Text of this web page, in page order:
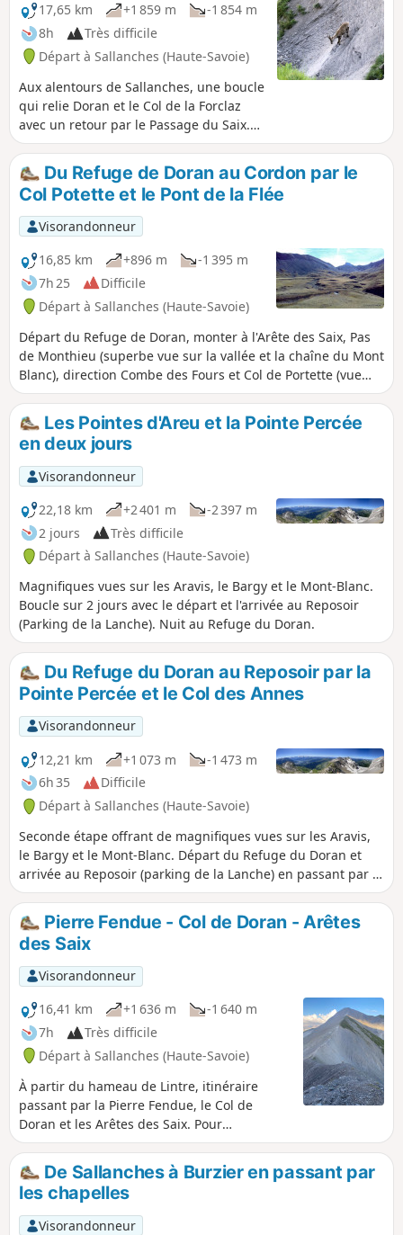
17,65 km
+1 859 m
-1 854 m
8h
Très difficile
Départ à Sallanches (Haute-Savoie)
Aux alentours de Sallanches, une boucle
qui relie Doran et le Col de la Forclaz
avec un retour par le Passage du Saix.
Une randonnée longue et exigeante par
son dénivelé cumulé important, et qui
présente deux grosses difficultés : -
L'accès au Col de la Forclaz : plutôt raide
et potentiellement exposé aux chutes de
pierres. - Le Passage du Saix : tracé
aérien sécurisé par des câbles. Cette
randonnée est donc déconseillée aux
randonneurs non aguerris.
Du Refuge de Doran au Cordon par le
Col Potette et le Pont de la Flée
Visorandonneur
16,85 km
+896 m
-1 395 m
7h 25
Difficile
Départ à Sallanches (Haute-Savoie)
Départ du Refuge de Doran, monter à l'Arête des Saix, Pas
de Monthieu (superbe vue sur la vallée et la chaîne du Mont
Blanc), direction Combe des Fours et Col de Portette (vue
magnifique sur la chaîne de montagne, face à vous le Mont
Tardevant et sur votre droite le Mont Fleuri, deux monts qui
éveilleront votre désir d'aller leur rendre visite. Puis du Col
de Portette descente sur les Chalets des Cœur, la Pierre
Fendue, au Pont de la Flée sur la droite direction Cordon
« Les Miaz ».
Les Pointes d'Areu et la Pointe Percée
en deux jours
Visorandonneur
22,18 km
+2 401 m
-2 397 m
2 jours
Très difficile
Départ à Sallanches (Haute-Savoie)
Magnifiques vues sur les Aravis, le Bargy et le Mont-Blanc.
Boucle sur 2 jours avec le départ et l'arrivée au Reposoir
(Parking de la Lanche). Nuit au Refuge du Doran.
Du Refuge du Doran au Reposoir par la
Pointe Percée et le Col des Annes
Visorandonneur
12,21 km
+1 073 m
-1 473 m
6h 35
Difficile
Départ à Sallanches (Haute-Savoie)
Seconde étape offrant de magnifiques vues sur les Aravis,
le Bargy et le Mont-Blanc. Départ du Refuge du Doran et
arrivée au Reposoir (parking de la Lanche) en passant par le
Col de Doran, la Pointe Percée et le Col des Annes.
Pierre Fendue - Col de Doran - Arêtes
des Saix
Visorandonneur
16,41 km
+1 636 m
-1 640 m
7h
Très difficile
Départ à Sallanches (Haute-Savoie)
À partir du hameau de Lintre, itinéraire
passant par la Pierre Fendue, le Col de
Doran et les Arêtes des Saix. Pour
randonneurs bien en jambe habitués à de
forts dénivelés. Possibilité de rajouter
quelques mètres supplémentaires si
d'aventure vous décidez de faire, au Col de
Doran, la variante des Quatre Têtes.
De Sallanches à Burzier en passant par
les chapelles
Visorandonneur